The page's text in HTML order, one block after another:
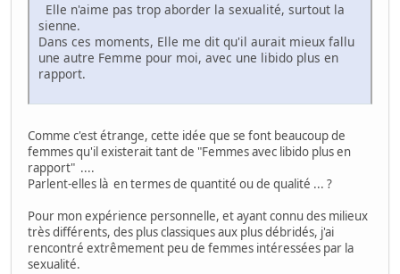
Elle n'aime pas trop aborder la sexualité, surtout la
sienne.
Dans ces moments, Elle me dit qu'il aurait mieux fallu
une autre Femme pour moi, avec une libido plus en
rapport.
Comme c'est étrange, cette idée que se font beaucoup de
femmes qu'il existerait tant de "Femmes avec libido plus en
rapport" ....
Parlent-elles là en termes de quantité ou de qualité ... ?
Pour mon expérience personnelle, et ayant connu des milieux
très différents, des plus classiques aux plus débridés, j'ai
rencontré extrêmement peu de femmes intéressées par la
sexualité.